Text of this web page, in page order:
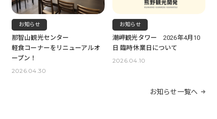
お知らせ
2026.04.30
那智山観光センター
軽食コーナーをリニューアルオ
ープン！
お知らせ
2026.04.10
潮岬観光タワー 2026年4月10
日 臨時休業日について
お知らせ一覧へ